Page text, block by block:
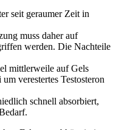
seit geraumer Zeit in
muss daher auf
werden. Die Nachteile
mittlerweile auf Gels
verestertes Testosteron
schnell absorbiert,